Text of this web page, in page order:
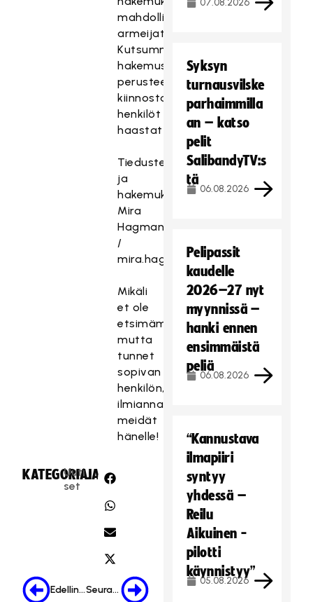
mahdollisesta
armeijataustasta.
Kutsumme
hakemusten
perusteella
kiinnostavimmat
henkilöt
haastatteluun.
Tiedustelut
ja
hakemukset:
Mira
Hagman
/
mira.hagman(at)floorball.fi
Mikäli
et ole
etsimämme,
mutta
tunnet
sopivan
henkilön,
ilmiannathan
meidät
hänelle!
KATEGORIA:
Uuti
set
JAA:
Edellinen Seuraava
07.08.2026
Syksyn
turnausvilske
parhaimmilla
an – katso
pelit
SalibandyTV:s
tä
06.08.2026
Pelipassit
kaudelle
2026–27 nyt
myynnissä –
hanki ennen
ensimmäistä
peliä
06.08.2026
“Kannustava
ilmapiiri
syntyy
yhdessä –
Reilu
Aikuinen -
pilotti
käynnistyy”
05.08.2026